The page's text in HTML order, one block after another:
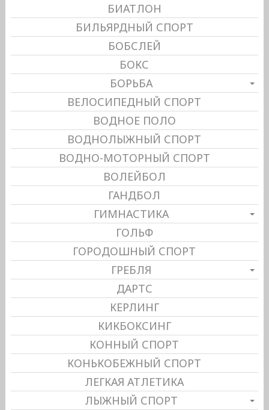
БИАТЛОН
БИЛЬЯРДНЫЙ СПОРТ
БОБСЛЕЙ
БОКС
БОРЬБА
ВЕЛОСИПЕДНЫЙ СПОРТ
ВОДНОЕ ПОЛО
ВОДНОЛЫЖНЫЙ СПОРТ
ВОДНО-МОТОРНЫЙ СПОРТ
ВОЛЕЙБОЛ
ГАНДБОЛ
ГИМНАСТИКА
ГОЛЬФ
ГОРОДОШНЫЙ СПОРТ
ГРЕБЛЯ
ДАРТС
КЕРЛИНГ
КИКБОКСИНГ
КОННЫЙ СПОРТ
КОНЬКОБЕЖНЫЙ СПОРТ
ЛЕГКАЯ АТЛЕТИКА
ЛЫЖНЫЙ СПОРТ